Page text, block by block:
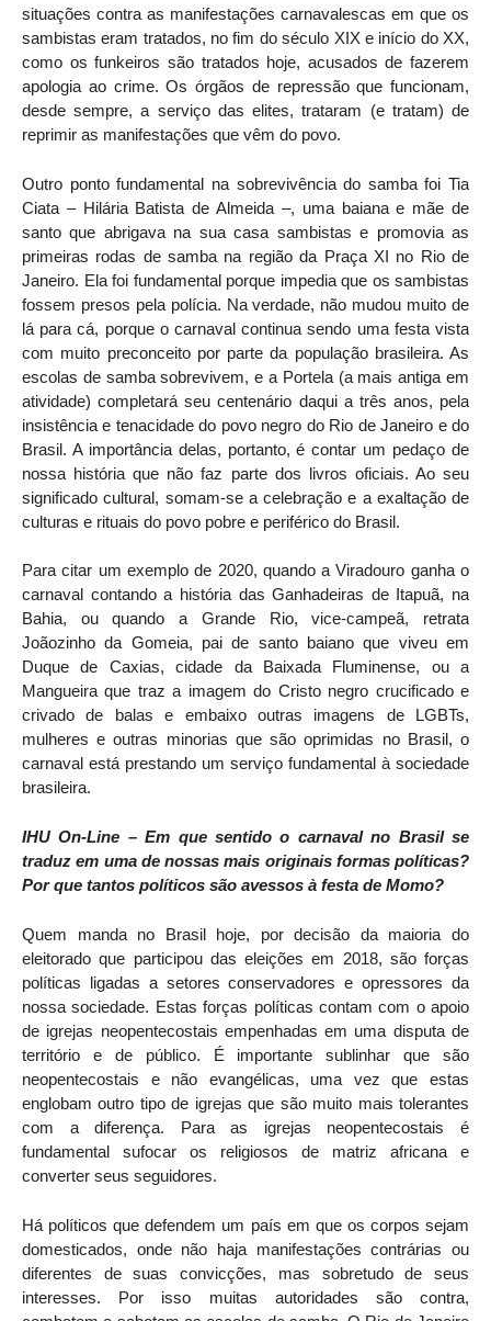
situações contra as manifestações carnavalescas em que os
sambistas eram tratados, no fim do século XIX e início do XX,
como os funkeiros são tratados hoje, acusados de fazerem
apologia ao crime. Os órgãos de repressão que funcionam,
desde sempre, a serviço das elites, trataram (e tratam) de
reprimir as manifestações que vêm do povo.
Outro ponto fundamental na sobrevivência do samba foi Tia
Ciata – Hilária Batista de Almeida –, uma baiana e mãe de
santo que abrigava na sua casa sambistas e promovia as
primeiras rodas de samba na região da Praça XI no Rio de
Janeiro. Ela foi fundamental porque impedia que os sambistas
fossem presos pela polícia. Na verdade, não mudou muito de
lá para cá, porque o carnaval continua sendo uma festa vista
com muito preconceito por parte da população brasileira. As
escolas de samba sobrevivem, e a Portela (a mais antiga em
atividade) completará seu centenário daqui a três anos, pela
insistência e tenacidade do povo negro do Rio de Janeiro e do
Brasil. A importância delas, portanto, é contar um pedaço de
nossa história que não faz parte dos livros oficiais. Ao seu
significado cultural, somam-se a celebração e a exaltação de
culturas e rituais do povo pobre e periférico do Brasil.
Para citar um exemplo de 2020, quando a Viradouro ganha o
carnaval contando a história das Ganhadeiras de Itapuã, na
Bahia, ou quando a Grande Rio, vice-campeã, retrata
Joãozinho da Gomeia, pai de santo baiano que viveu em
Duque de Caxias, cidade da Baixada Fluminense, ou a
Mangueira que traz a imagem do Cristo negro crucificado e
crivado de balas e embaixo outras imagens de LGBTs,
mulheres e outras minorias que são oprimidas no Brasil, o
carnaval está prestando um serviço fundamental à sociedade
brasileira.
IHU On-Line – Em que sentido o carnaval no Brasil se
traduz em uma de nossas mais originais formas políticas?
Por que tantos políticos são avessos à festa de Momo?
Quem manda no Brasil hoje, por decisão da maioria do
eleitorado que participou das eleições em 2018, são forças
políticas ligadas a setores conservadores e opressores da
nossa sociedade. Estas forças políticas contam com o apoio
de igrejas neopentecostais empenhadas em uma disputa de
território e de público. É importante sublinhar que são
neopentecostais e não evangélicas, uma vez que estas
englobam outro tipo de igrejas que são muito mais tolerantes
com a diferença. Para as igrejas neopentecostais é
fundamental sufocar os religiosos de matriz africana e
converter seus seguidores.
Há políticos que defendem um país em que os corpos sejam
domesticados, onde não haja manifestações contrárias ou
diferentes de suas convicções, mas sobretudo de seus
interesses. Por isso muitas autoridades são contra,